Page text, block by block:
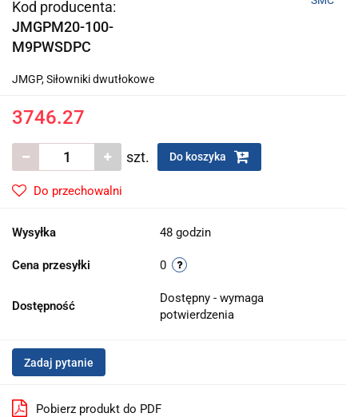
Kod producenta:
JMGPM20-100-
M9PWSDPC
JMGP, Siłowniki dwutłokowe
3746.27
szt. Do koszyka
Do przechowalni
Wysyłka 48 godzin
Cena przesyłki 0
Dostępność
Dostępny - wymaga
potwierdzenia
Zadaj pytanie
Pobierz produkt do PDF